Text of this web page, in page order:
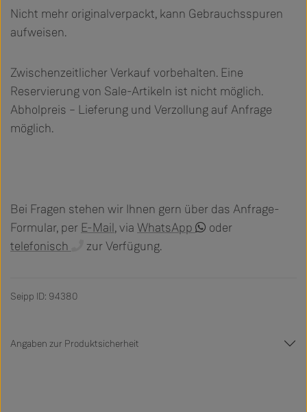
Nicht mehr originalverpackt, kann Gebrauchsspuren
aufweisen.
Zwischenzeitlicher Verkauf vorbehalten. Eine
Reservierung von Sale-Artikeln ist nicht möglich.
Abholpreis – Lieferung und Verzollung auf Anfrage
möglich.
Bei Fragen stehen wir Ihnen gern über das Anfrage-
Formular, per E-Mail, via WhatsApp
oder
telefonisch
zur Verfügung.
Seipp ID: 94380
Angaben zur Produktsicherheit